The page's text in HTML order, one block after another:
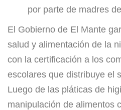
por parte de madres
El Gobierno de El Mante
salud y alimentación de la
con la certificación a los
escolares que distribuye el
Luego de las pláticas de
manipulación de alimentos